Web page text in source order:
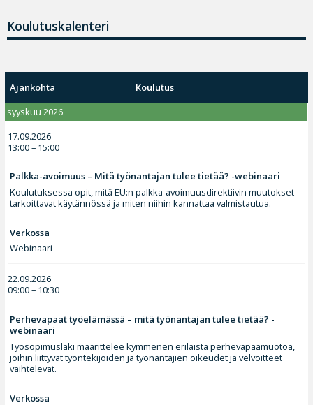
Koulutuskalenteri
Ajankohta
Koulutus
syyskuu 2026
17.09.2026
13:00 – 15:00
Palkka-avoimuus – Mitä työnantajan tulee tietää? -webinaari
Koulutuksessa opit, mitä EU:n palkka-avoimuusdirektiivin muutokset
tarkoittavat käytännössä ja miten niihin kannattaa valmistautua.
Verkossa
Webinaari
22.09.2026
09:00 – 10:30
Perhevapaat työelämässä – mitä työnantajan tulee tietää? -
webinaari
Työsopimuslaki määrittelee kymmenen erilaista perhevapaamuotoa,
joihin liittyvät työntekijöiden ja työnantajien oikeudet ja velvoitteet
vaihtelevat.
Verkossa